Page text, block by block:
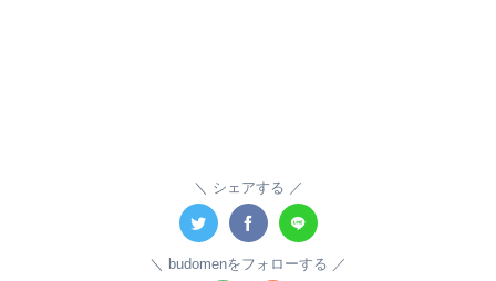
シェアする
budomenをフォローする